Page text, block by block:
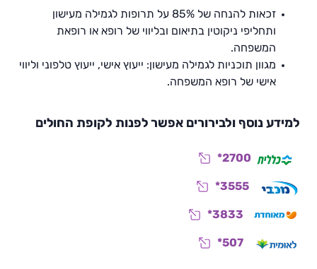
זכאות להנחה של 85% על תרופות לגמילה מעישון
ותחליפי ניקוטין בתיאום ובליווי של רופא או רופאת
המשפחה.
מגוון תוכניות לגמילה מעישון: ייעוץ אישי, ייעוץ טלפוני וליווי
אישי של רופא המשפחה.
למידע נוסף ולבירורים אפשר לפנות לקופת החולים
*2700
*3555
*3833
*507